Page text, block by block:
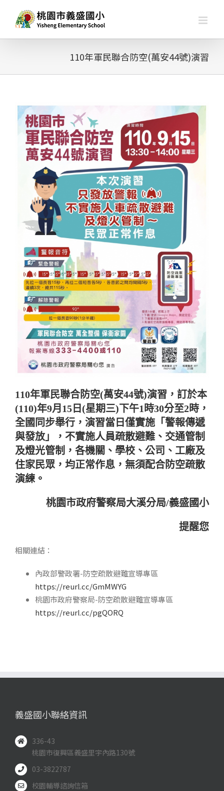
110年軍民聯合防空(萬安44號)演習
110年軍民聯合防空(萬安44號)演習，訂於本
(110)年9月 15日 (星期三)下午1 時30分至2時，
全國同步舉行，演習當日僅實施「警報傳遞
與發放」，不實施人員疏散避難、交通管制
及燈光管制，各機關、學校、公司、工廠及
住家民眾，均正常作息，無須配合防空疏散
演練。
桃園市政府警察局大溪分局/義盛國小
提醒您
相關連結：
內政部警政署-防空疏散避難宣導專區
https://reurl.cc/GmMWYG
桃園市政府警察局-防空疏散避難宣導專區
https://reurl.cc/pgQORQ
義盛國小聯絡資訊
336-43
桃園市復興區義盛里宇內路130號
03-3822787
校園輔導諮詢信箱